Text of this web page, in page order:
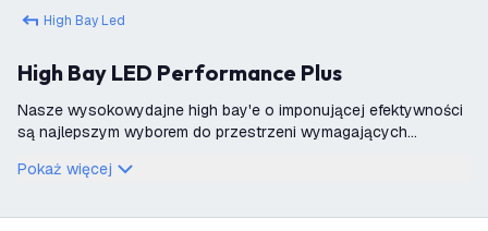
High Bay Led
High Bay LED Performance Plus
Nasze wysokowydajne high bay'e o imponującej efektywności
są najlepszym wyborem do przestrzeni wymagających
żarówki LED są idealne do dużych z
Pokaż więcej